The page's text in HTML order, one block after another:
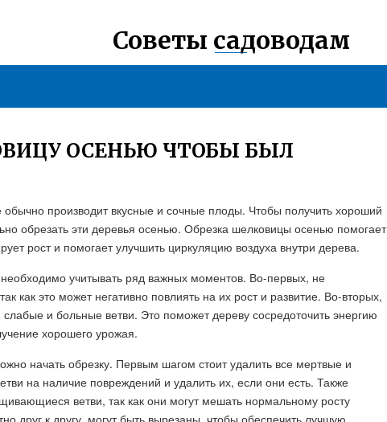
Советы садоводам
ОСЕНЬЮ ЧТОБЫ БЫЛ
производит вкусные и сочные плоды. Чтобы получить хороший
обрезать эти деревья осенью. Обрезка шелковицы осенью помогает
рост и помогает улучшить циркуляцию воздуха внутри дерева.
учитывать ряд важных моментов. Во-первых, не
как это может негативно повлиять на их рост и развитие. Во-вторых,
и больные ветви. Это поможет дереву сосредоточить энергию
хорошего урожая.
начать обрезку. Первым шагом стоит удалить все мертвые и
на наличие повреждений и удалить их, если они есть. Также
ветви, так как они могут мешать нормальному росту
друг к другу, могут быть вырезаны, чтобы обеспечить лучшую